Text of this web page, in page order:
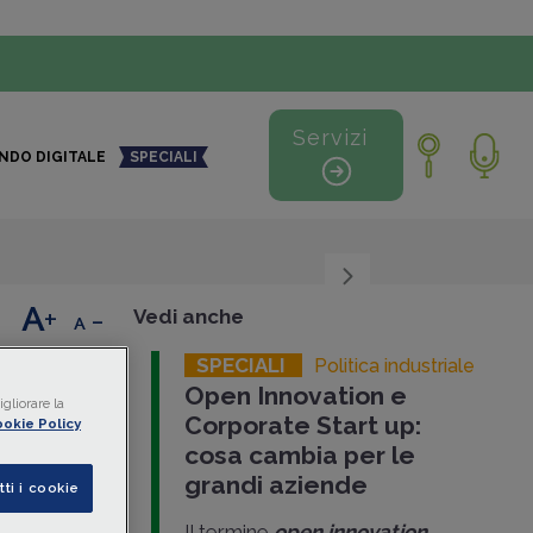
DIGITALE SPECIALI
Servizi
+ - Vedi anche
SPECIALI Politica industriale
Open Innovation e
Corporate Start up:
cosa cambia per le
grandi aziende
la
Policy
i cookie